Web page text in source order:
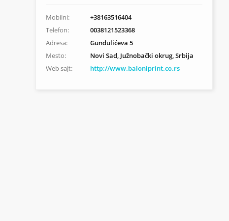
Mobilni:
+38163516404
Telefon:
0038121523368
Adresa:
Gundulićeva 5
Mesto:
Novi Sad, Južnobački okrug, Srbija
Web sajt:
http://www.baloniprint.co.rs